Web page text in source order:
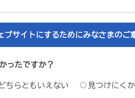
ブサイトにするためにみなさまのご
ったですか？
ちらともいえない 見つけにく